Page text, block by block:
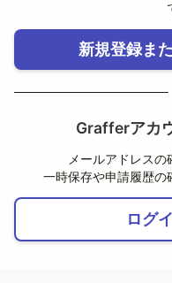
新規登録ま
Grafferアカ
メールアドレスの
一時保存や申請履歴の
ログ